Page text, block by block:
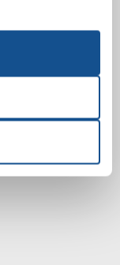
Finca de